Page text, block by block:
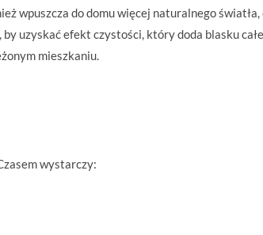
wpuszcza do domu więcej naturalnego światła,
by uzyskać efekt czystości, który doda blasku
mieszkaniu.
wystarczy: